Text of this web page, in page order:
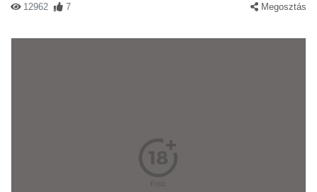
12962 7 Megosztás